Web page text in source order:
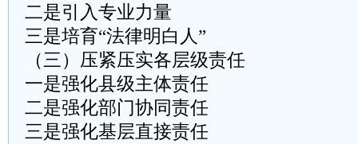
二是引入专业力量
三是培育“法律明白人”
（三）压紧压实各层级责任
一是强化县级主体责任
二是强化部门协同责任
三是强化基层直接责任